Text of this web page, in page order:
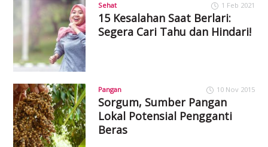
Sehat 1 Feb 2021
15 Kesalahan Saat Berlari:
Segera Cari Tahu dan Hindari!
Pangan 10 Nov 2015
Sorgum, Sumber Pangan
Lokal Potensial Pengganti
Beras